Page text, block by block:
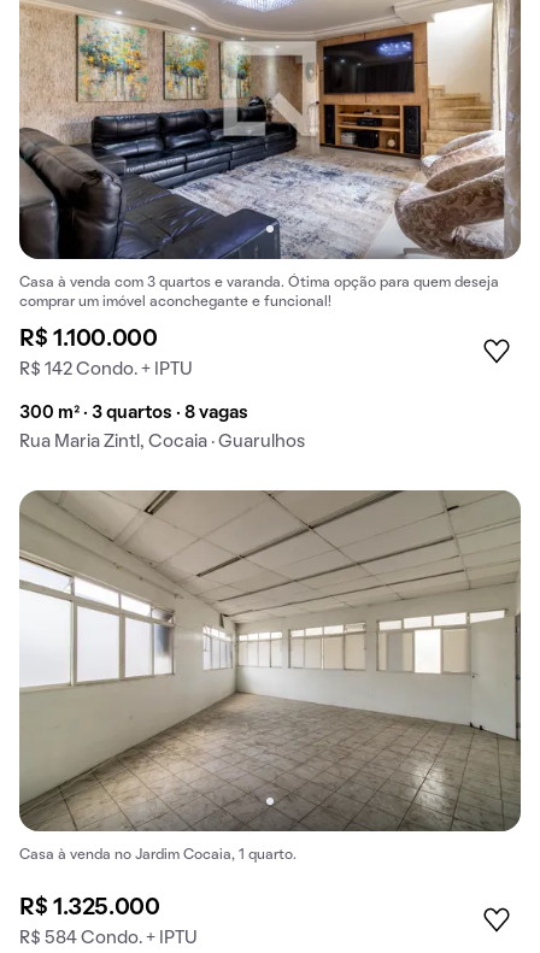
Casa à venda com 3 quartos e varanda. Ótima opção para quem deseja
comprar um imóvel aconchegante e funcional!
R$ 1.100.000
R$ 142 Condo. + IPTU
300 m² · 3 quartos · 8 vagas
Rua Maria Zintl, Cocaia · Guarulhos
Casa à venda no Jardim Cocaia, 1 quarto.
R$ 1.325.000
R$ 584 Condo. + IPTU